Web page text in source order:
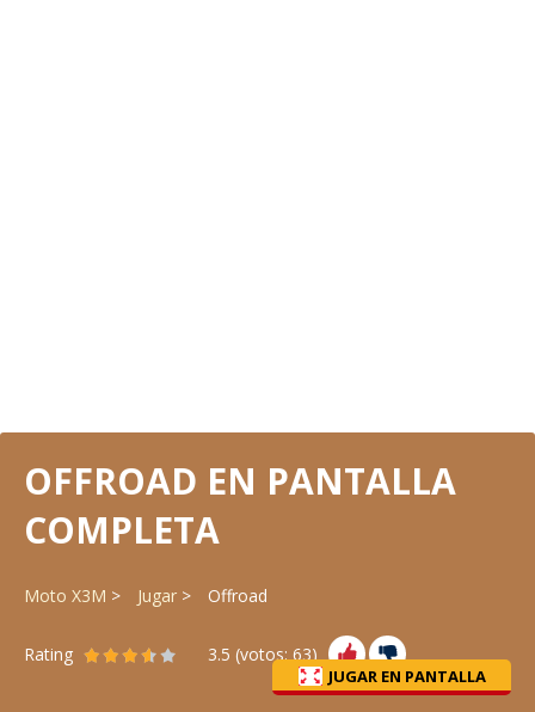
OFFROAD EN PANTALLA
COMPLETA
Moto X3M Jugar Offroad
Rating 3.5 (votos:63)
JUGAR EN PANTALLA